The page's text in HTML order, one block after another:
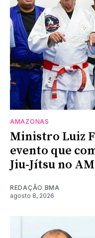
AMAZONAS
Ministro Luiz
evento que
Jiu-Jítsu no AM
REDAÇÃO BMA
agosto 8, 2026